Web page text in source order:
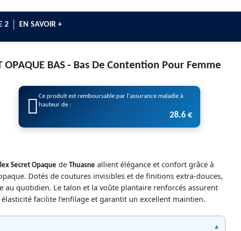
2 EN SAVOIR +
OPAQUE BAS - Bas De Contention Pour Femme
Ce produit est remboursable par l'assurance maladie à
hauteur de :
28.6 €
Secret Opaque de Thuasne allient élégance et confort grâce à
Dotés de coutures invisibles et de finitions extra-douces,
au quotidien. Le talon et la voûte plantaire renforcés assurent
facilite l’enfilage et garantit un excellent maintien.